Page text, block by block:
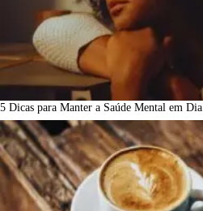
5 Dicas para Manter a Saúde Mental em Dia.